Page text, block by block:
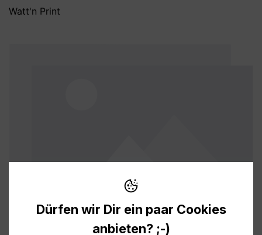
Watt'n Print
Dürfen wir Dir ein paar Cookies
anbieten? ;-)